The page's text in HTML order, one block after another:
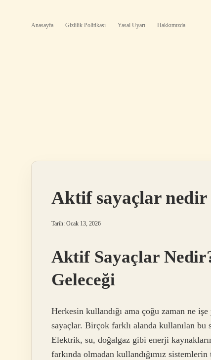
Anasayfa Gizlilik Politikası Yasal Uyarı Hakkımızda
Aktif sayaçlar nedir
Tarih: Ocak 13, 2026
Aktif Sayaçlar
Geleceği
Herkesin kullandığı ama çoğu zaman ne
sayaçlar. Birçok farklı alanda kullanılan bu
Elektrik, su, doğalgaz gibi enerji
farkında olmadan kullandığımız